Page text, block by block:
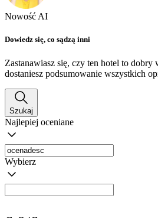
Nowość AI
Dowiedz się, co sądzą inni
Zastanawiasz się, czy ten hotel to dobry
dostaniesz podsumowanie wszystkich
Szukaj
Najlepiej oceniane
Wybierz